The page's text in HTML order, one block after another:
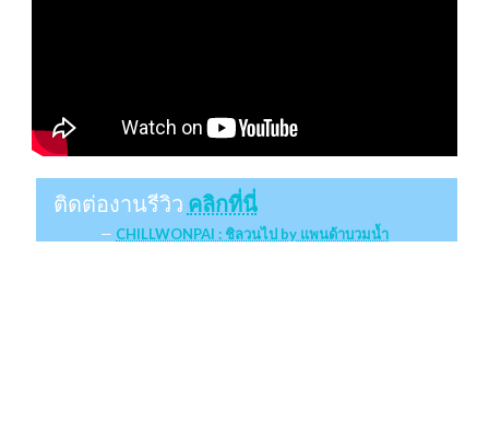
ติดต่องานรีวิว คลิกที่นี่
CHILLWONPAI : ชิลวนไป by แพนด้าบวมน้ำ